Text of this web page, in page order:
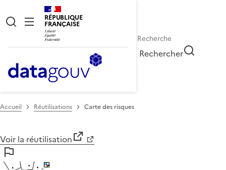
RÉPUBLIQUE
FRANÇAISE
Rechercher
Accueil Réutilisations Carte des risques
Voir la réutilisation